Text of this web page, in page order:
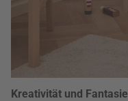
Kreativität und Fantasie